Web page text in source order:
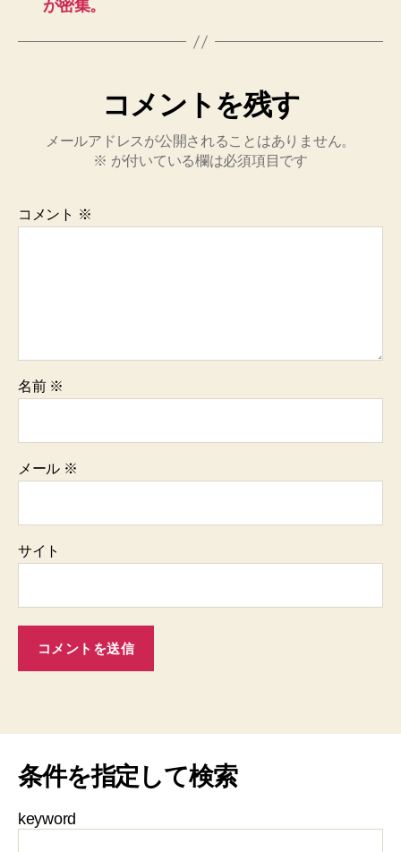
が密集。
コメントを残す
メールアドレスが公開されることはありません。
※ が付いている欄は必須項目です
コメント ※
名前 ※
メール ※
サイト
条件を指定して検索
keyword